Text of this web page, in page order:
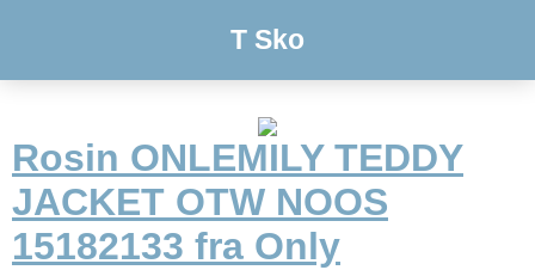
T Sko
Rosin ONLEMILY TEDDY
JACKET OTW NOOS
15182133 fra Only